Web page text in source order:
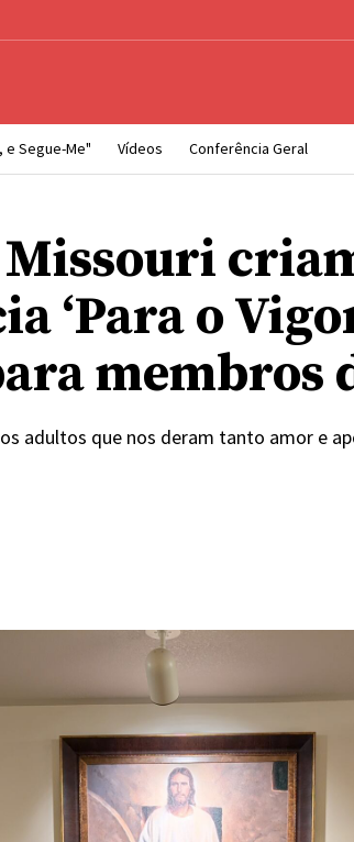
e Segue-Me" Vídeos Conferência Geral
Missouri
‘Para o
membros
adultos que nos deram tanto amor e